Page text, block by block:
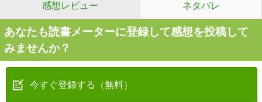
感想レビュー ネタバレ
あなたも読書メーターに登録して感想を投稿して
みませんか？
今すぐ登録する（無料）